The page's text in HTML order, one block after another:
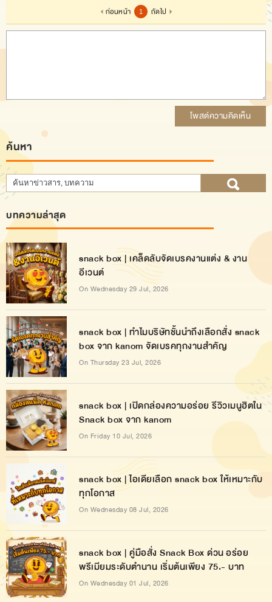
ก่อนหน้า 1 ถัดไป
โพสต์ความคิดเห็น
ค้นหา
บทความล่าสุด
snack box | เคล็ดลับจัดเบรคงานแต่ง & งาน
อีเวนต์
On Wednesday 29 Jul, 2026
snack box | ทำไมบริษัทชั้นนำถึงเลือกสั่ง snack
box จาก kanom จัดเบรคทุกงานสำคัญ
On Thursday 23 Jul, 2026
snack box | เปิดกล่องความอร่อย รีวิวเมนูฮิตใน
Snack box จาก kanom
On Friday 10 Jul, 2026
snack box | ไอเดียเลือก snack box ให้เหมาะกับ
ทุกโอกาส
On Wednesday 08 Jul, 2026
snack box | คู่มือสั่ง Snack Box ด่วน อร่อย
พรีเมียมระดับตำนาน เริ่มต้นเพียง 75.- บาท
On Wednesday 01 Jul, 2026